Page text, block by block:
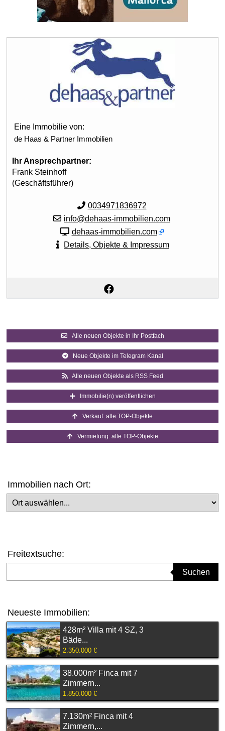
Eine Immobilie von:
de Haas & Partner Immobilien
Ihr Ansprechpartner:
Frank Steinhoff
(Geschäftsführer)
0034971836972
info@dehaas-immobilien.com
dehaas-immobilien.com
Details, Objekte & Impressum
Alle neuen Objekte in Ihr Postfach
Neue Objekte im Telegram Kanal
Alle neuen Objekte als RSS Feed
Immobilie(n) veröffentlichen
Verkauf: alle TOP-Objekte
Vermietung: alle TOP-Objekte
Immobilien nach Ort:
Ort auswählen
Freitextsuche:
Suchen
Neueste Immobilien:
428m² Villa mit 4 SZ, 3
Bäde...
2.350.000 €
38.000m² Finca mit 7
Zimmern...
1.850.000 €
7.130m² Finca mit 4
Zimmern,...